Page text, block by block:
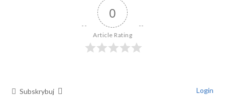
0
Article Rating
Subskrybuj Login